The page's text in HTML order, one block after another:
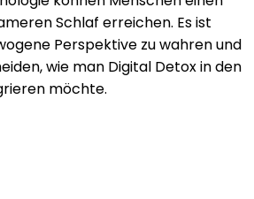
Schlaf erreichen. Es ist
Perspektive zu wahren und
wie man Digital Detox in den
möchte.